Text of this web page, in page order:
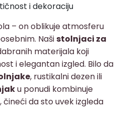
i dekoraciju
– on oblikuje atmosferu
Našistolnjaci za
materijala koji
i elegantan izgled. Bilo da
, rustikalni dezen ili
u ponudi kombinuje
da sto uvek izgleda